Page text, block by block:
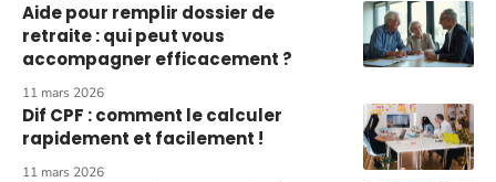
Aide pour remplir dossier de
retraite : qui peut vous
accompagner efficacement ?
11 mars 2026
Dif CPF : comment le calculer
rapidement et facilement !
11 mars 2026